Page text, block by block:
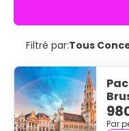
Filtré par:Tous
Par